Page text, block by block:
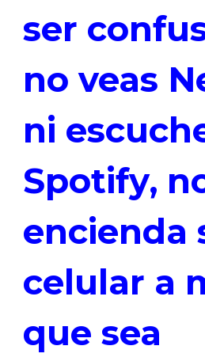
ser
no veas
ni
Spotify,
encienda
celular a
que sea